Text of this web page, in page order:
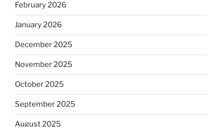
February 2026
January 2026
December 2025
November 2025
October 2025
September 2025
August 2025